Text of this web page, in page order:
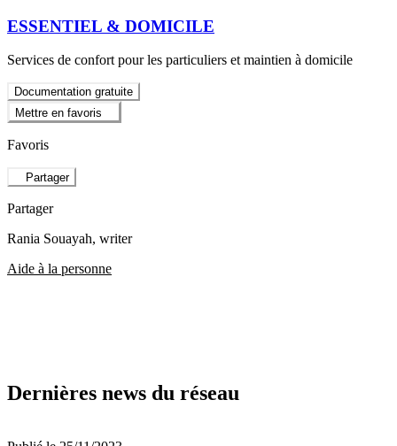
ESSENTIEL & DOMICILE
Services de confort pour les particuliers et maintien à domicile
Documentation gratuite
Mettre en favoris
Favoris
Partager
Partager
Rania Souayah, writer
Aide à la personne
Dernières news du réseau